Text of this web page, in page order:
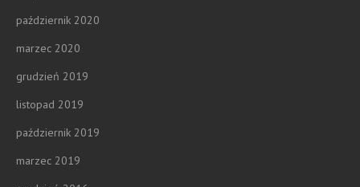
październik 2020
marzec 2020
grudzień 2019
listopad 2019
październik 2019
marzec 2019